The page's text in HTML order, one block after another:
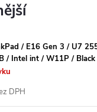
/ E16 Gen 3 / U7
/ Intel int / W11P / Black
DPH